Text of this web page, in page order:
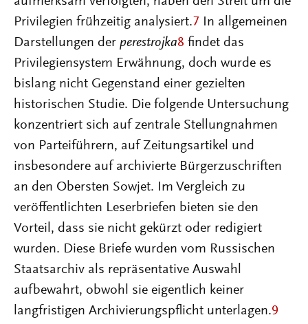
Privilegien frühzeitig analysiert.7 In allgemeinen
Darstellungen der perestrojka8 findet das
Privilegiensystem Erwähnung, doch wurde es
bislang nicht Gegenstand einer gezielten
historischen Studie. Die folgende Untersuchung
konzentriert sich auf zentrale Stellungnahmen
von Parteiführern, auf Zeitungsartikel und
insbesondere auf archivierte Bürgerzuschriften
an den Obersten Sowjet. Im Vergleich zu
veröffentlichten Leserbriefen bieten sie den
Vorteil, dass sie nicht gekürzt oder redigiert
wurden. Diese Briefe wurden vom Russischen
Staatsarchiv als repräsentative Auswahl
aufbewahrt, obwohl sie eigentlich keiner
langfristigen Archivierungspflicht unterlagen.9